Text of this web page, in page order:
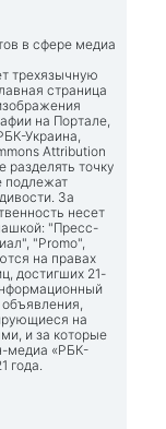
в сфере медиа
трехязычную
страница
на Портале,
Украина,
Attribution
точку
подлежат
За
несет
"Пресс-
"Promo",
на правах
достигших 21-
на
и за которые
медиа «РБК-
года.